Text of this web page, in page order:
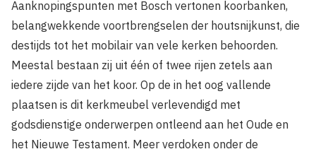
Aanknopingspunten met Bosch vertonen koorbanken,
belangwekkende voortbrengselen der houtsnijkunst, die
destijds tot het mobilair van vele kerken behoorden.
Meestal bestaan zij uit één of twee rijen zetels aan
iedere zijde van het koor. Op de in het oog vallende
plaatsen is dit kerkmeubel verlevendigd met
godsdienstige onderwerpen ontleend aan het Oude en
het Nieuwe Testament. Meer verdoken onder de